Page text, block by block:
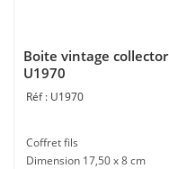
Boite vintage
U1970
U1970
Coffret fils
Dimension 17,50 x 8 cm